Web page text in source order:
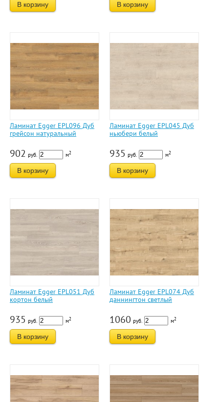
В корзину В корзину
Ламинат Egger EPL096 Дуб
грейсон натуральный
902 руб. м2
В корзину
Ламинат Egger EPL045 Дуб
ньюбери белый
935 руб. м2
В корзину
Ламинат Egger EPL051 Дуб
кортон белый
935 руб. м2
В корзину
Ламинат Egger EPL074 Дуб
даннингтон светлый
1060 руб. м2
В корзину